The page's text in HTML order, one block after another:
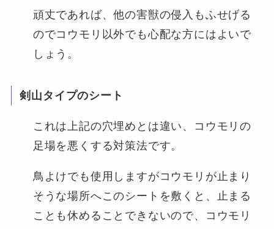
頑丈であれば、他の害獣の侵入もふせげる
のでコウモリ以外でも心配な方にはよいで
しょう。
剣山タイプのシート
これは上記の穴埋めとは違い、コウモリの
足場を悪くする対策法です。
鳥よけでも使用しますがコウモリが止まり
そうな場所へこのシートを敷くと、止まる
ことも休めることできないので、コウモリ